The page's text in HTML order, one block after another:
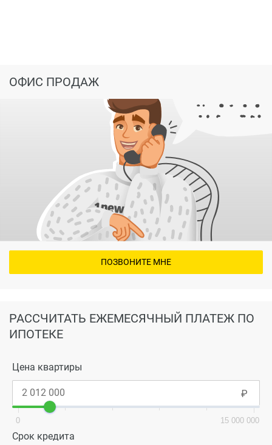
РАССЧИТАТЬ ЕЖЕМЕСЯЧНЫЙ ПЛАТЕЖ ПО
ИПОТЕКЕ
Цена квартиры
0 15 000 000
Срок кредита
ОФИС ПРОДАЖ
ПОЗВОНИТЕ МНЕ